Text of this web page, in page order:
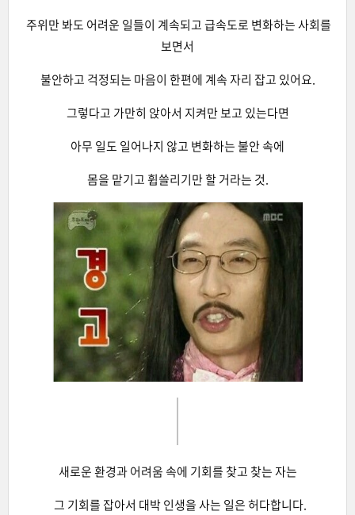
주위만 봐도 어려운 일들이 계속되고 급속도로 변화하는 사회를
보면서
불안하고 걱정되는 마음이 한편에 계속 자리 잡고 있어요.
그렇다고 가만히 앉아서 지켜만 보고 있는다면
아무 일도 일어나지 않고 변화하는 불안 속에
몸을 맡기고 휩쓸리기만 할 거라는 것.
새로운 환경과 어려움 속에 기회를 찾고 찾는 자는
그 기회를 잡아서 대박 인생을 사는 일은 허다합니다.